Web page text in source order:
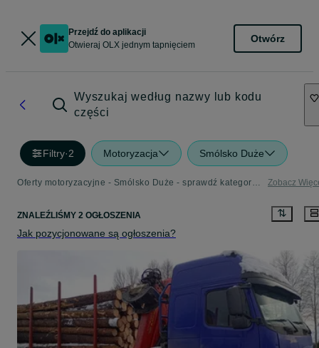
Przejdź do aplikacji
Otwieraj OLX jednym tapnięciem
Otwórz
Wyszukaj według nazwy lub kodu
części
Filtry·2 Motoryzacja Smólsko Duże
Oferty motoryzacyjne - Smólsko Duże - sprawdź kategorię Motoryzacja Zobacz
ZNALEŹLIŚMY 2 OGŁOSZENIA
Jak pozycjonowane są ogłoszenia?